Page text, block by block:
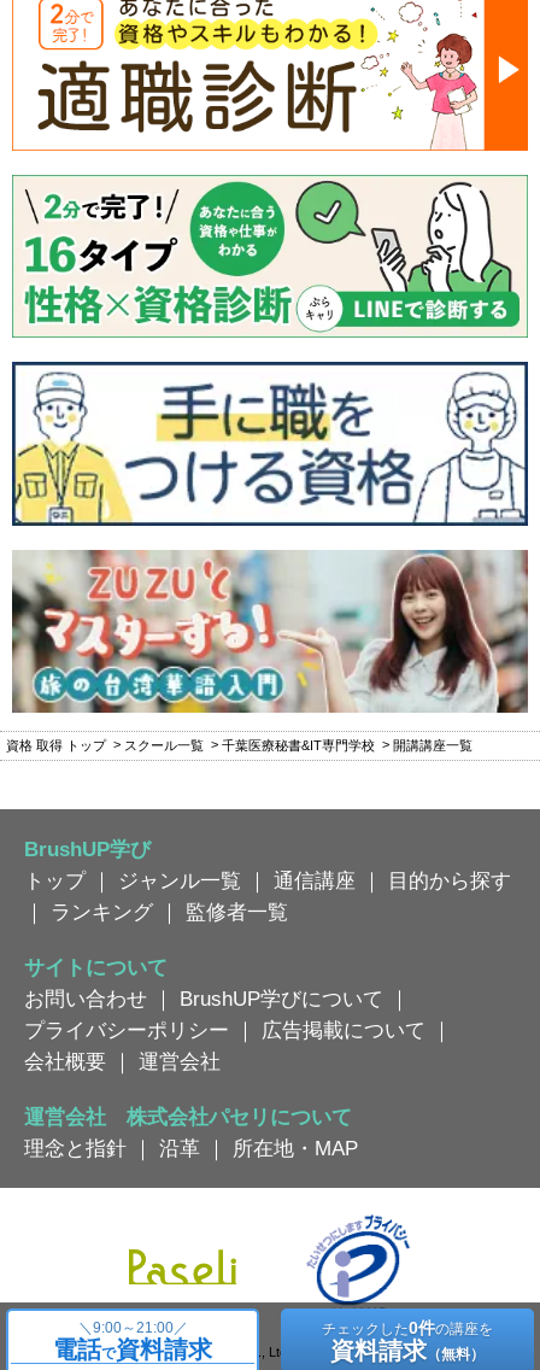
＼ 9:00～21:00／
電話で資料請求
チェックした0件の講座を
資料請求（無料）
資格 取得 トップ スクール一覧 千葉医療秘書&IT専門学校 開講講座一覧
BrushUP学び
トップ｜ ジャンル一覧 ｜ 通信講座 ｜
目的から探す
｜
ランキング ｜ 監修者一覧
サイトについて
お問い合わせ ｜ BrushUP学びについて
｜
プライバシーポリシー ｜ 広告掲載について
｜
会社概要 ｜ 運営会社
運営会社 株式会社パセリについて
理念と指針 ｜ 沿革 ｜ 所在地・MAP
Copyright © Paseli Co., Ltd. All Rights Reserved.